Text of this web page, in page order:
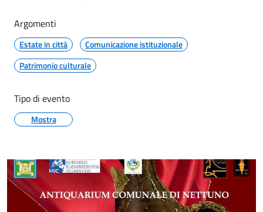
Argomenti
Estate in città
Comunicazione istituzionale
Patrimonio culturale
Tipo di evento
Mostra